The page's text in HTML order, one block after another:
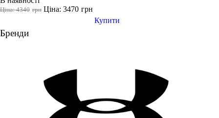
грн
Ціна: 4340 грн
Ціна: 3470
Купити
Бренди